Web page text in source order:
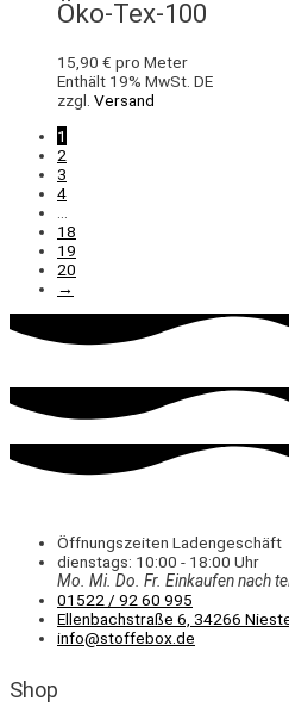
Öko-Tex-100
15,90 € pro Meter
Enthält 19% MwSt. DE
zzgl. Versand
1
2
3
4
18
19
20
→
Öffnungszeiten Ladengeschäft
dienstags: 10:00 - 18:00 Uhr
Mo. Mi. Do. Fr. Einkaufennach
01522 / 92 60 995
Ellenbachstraße 6, 34266
info@stoffebox.de
Shop